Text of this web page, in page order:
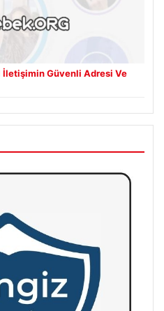
Güvenli Adresi Ve